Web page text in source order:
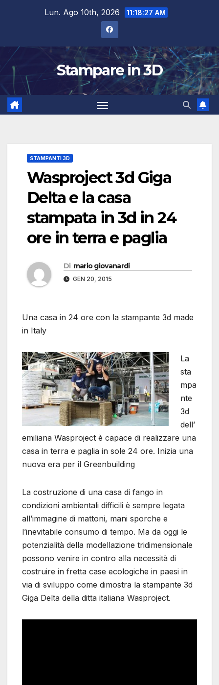
Lun. Ago 10th, 2026 11:18:28 AM
Stampare in 3D
STAMPANTI 3D
Wasproject 3d Giga
Delta e la casa
stampata in 3d in 24
ore in terra e paglia
Di mario giovanardi
GEN 20, 2015
Una casa in 24 ore con la stampante 3d made
in Italy
La
sta
mpa
nte
3d
dell’
emiliana Wasproject è capace di realizzare una
casa in terra e paglia in sole 24 ore. Inizia una
nuova era per il Greenbuilding
La costruzione di una casa di fango in
condizioni ambientali difficili è sempre legata
all’immagine di mattoni, mani sporche e
l’inevitabile consumo di tempo. Ma da oggi le
potenzialità della modellazione tridimensionale
possono venire in contro alla necessità di
costruire in fretta case ecologiche in paesi in
via di sviluppo come dimostra la stampante 3d
Giga Delta della ditta italiana Wasproject.